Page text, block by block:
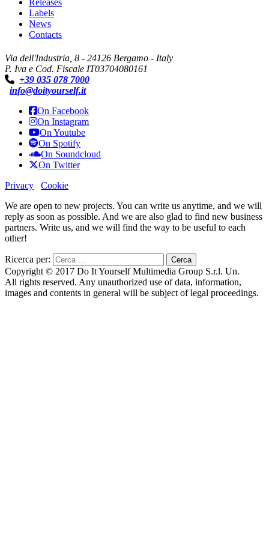
Labels
News
Contacts
Via dell'Industria, 8 - 24126 Bergamo - Italy
P. Iva e Cod. Fiscale IT03704080161
+39 035 078 7000
info@doityourself.it
On Facebook
On Instagram
On Youtube
On Spotify
On Soundcloud
On Twitter
Privacy
Cookie
We are open to new projects. You can write us anytime, and we will
reply as soon as possible. And we are also glad to find new business
partners. Write us, and we will find the way to be useful to each
other!
Ricerca per:
Copyright © 2017 Do It Yourself Multimedia Group S.r.l. Un.
All rights reserved. Any unauthorized use of data, information,
images and contents in general will be subject of legal proceedings.